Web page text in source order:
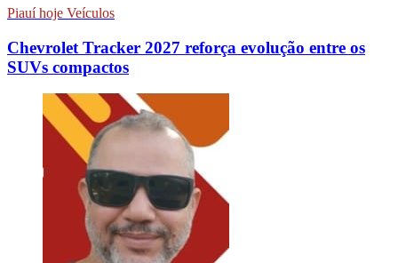
Piauí hoje Veículos
Chevrolet Tracker 2027 reforça evolução entre os
SUVs compactos